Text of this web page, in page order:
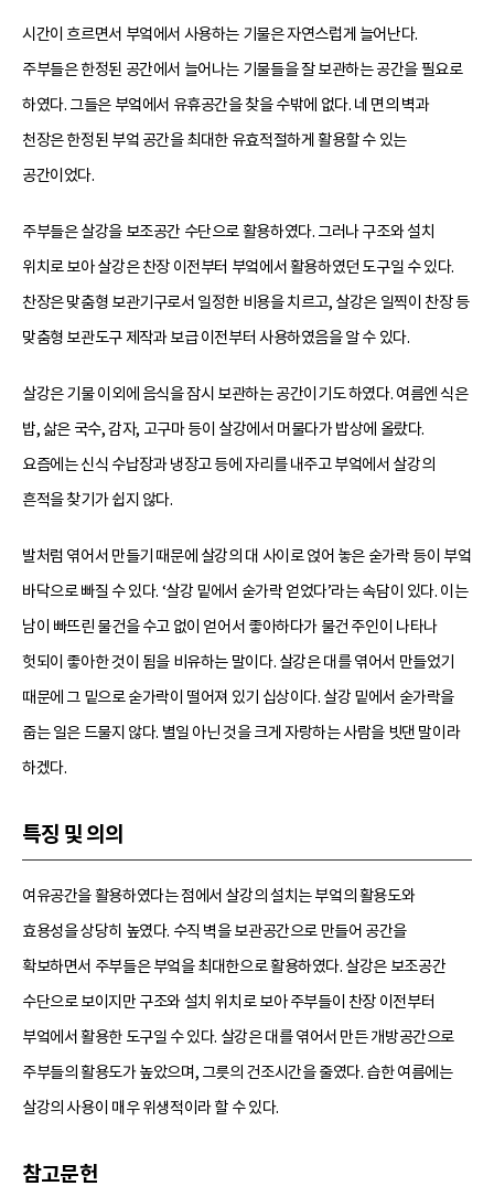
시간이 흐르면서 부엌에서 사용하는 기물은 자연스럽게 늘어난다.
주부들은 한정된 공간에서 늘어나는 기물들을 잘 보관하는 공간을 필요로
하였다. 그들은 부엌에서 유휴공간을 찾을 수밖에 없다. 네 면의 벽과
천장은 한정된 부엌 공간을 최대한 유효적절하게 활용할 수 있는
공간이었다.
주부들은 살강을 보조공간 수단으로 활용하였다. 그러나 구조와 설치
위치로 보아 살강은 찬장 이전부터 부엌에서 활용하였던 도구일 수 있다.
찬장은 맞춤형 보관기구로서 일정한 비용을 치르고, 살강은 일찍이 찬장 등
맞춤형 보관도구 제작과 보급 이전부터 사용하였음을 알 수 있다.
살강은 기물 이외에 음식을 잠시 보관하는 공간이기도 하였다. 여름엔 식은
밥, 삶은 국수, 감자, 고구마 등이 살강에서 머물다가 밥상에 올랐다.
요즘에는 신식 수납장과 냉장고 등에 자리를 내주고 부엌에서 살강의
흔적을 찾기가 쉽지 않다.
발처럼 엮어서 만들기 때문에 살강의 대 사이로 얹어 놓은 숟가락 등이 부엌
바닥으로 빠질 수 있다. ‘살강 밑에서 숟가락 얻었다’라는 속담이 있다. 이는
남이 빠뜨린 물건을 수고 없이 얻어서 좋아하다가 물건 주인이 나타나
헛되이 좋아한 것이 됨을 비유하는 말이다. 살강은 대를 엮어서 만들었기
때문에 그 밑으로 숟가락이 떨어져 있기 십상이다. 살강 밑에서 숟가락을
줍는 일은 드물지 않다. 별일 아닌 것을 크게 자랑하는 사람을 빗댄 말이라
하겠다.
특징 및 의의
여유공간을 활용하였다는 점에서 살강의 설치는 부엌의 활용도와
효용성을 상당히 높였다. 수직 벽을 보관공간으로 만들어 공간을
확보하면서 주부들은 부엌을 최대한으로 활용하였다. 살강은 보조공간
수단으로 보이지만 구조와 설치 위치로 보아 주부들이 찬장 이전부터
부엌에서 활용한 도구일 수 있다. 살강은 대를 엮어서 만든 개방공간으로
주부들의 활용도가 높았으며, 그릇의 건조시간을 줄였다. 습한 여름에는
살강의 사용이 매우 위생적이라 할 수 있다.
참고문헌